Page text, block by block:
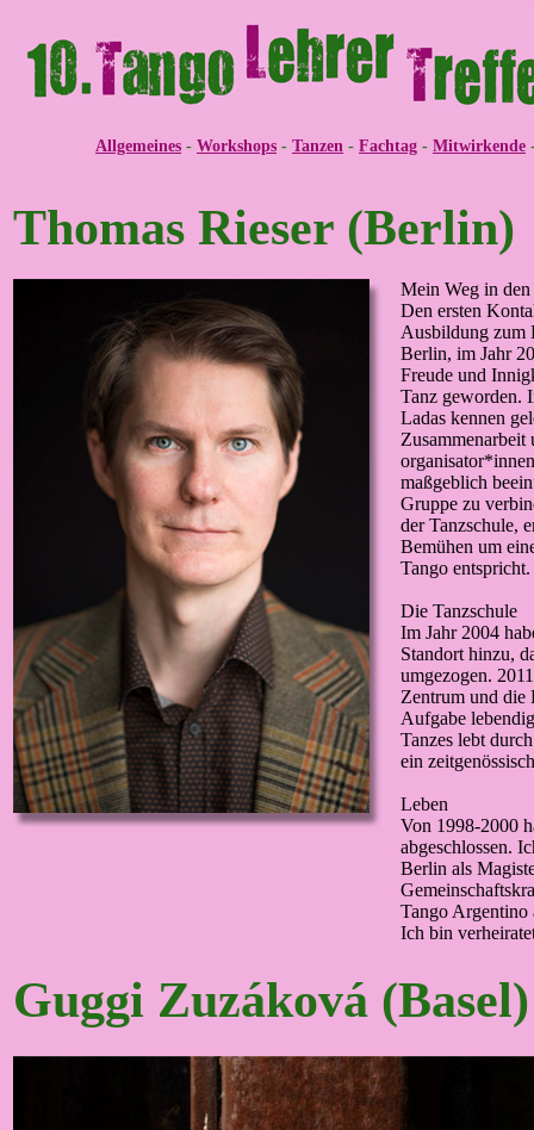
Allgemeines - Workshops - Tanzen - Fachtag - Mitwirkende
Thomas Rieser (Berlin)
Mein Weg in den
Den ersten
Ausbildung zum
Berlin, im Jahr
Freude und
Tanz geworden.
Ladas kennen
maßgeblich
Gruppe zu
der Tanzschule,
Bemühen um
Tango
Die Tanzschule
Im Jahr 2004
Standort hinzu,
umgezogen.
Zentrum und die
Aufgabe
Tanzes lebt
ein
Leben
Von 1998-2000
abgeschlossen.
Berlin als
Tango Argentino
Ich bin
Guggi Zuzáková (Basel)